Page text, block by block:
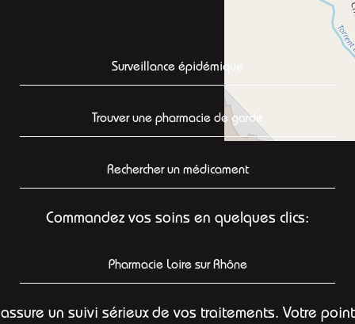
Surveillance épidémique
Trouver une pharmacie de garde
Rechercher un médicament
Commandez vos soins en quelques clics:
Pharmacie Loire sur Rhône
assure un suivi sérieux de vos traitements. Votre point